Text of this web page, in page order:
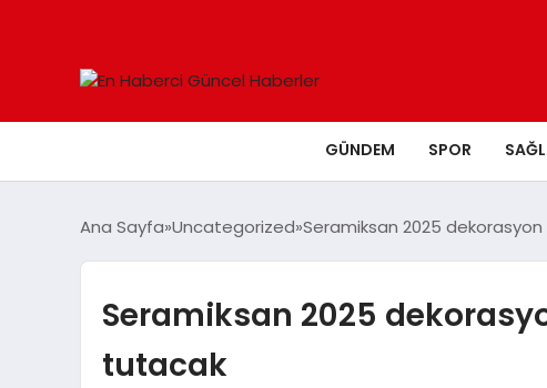
GÜNDEM SPOR
Ana Sayfa Uncategorized Seramiksan 2025
Seramiksan 2025
tutacak